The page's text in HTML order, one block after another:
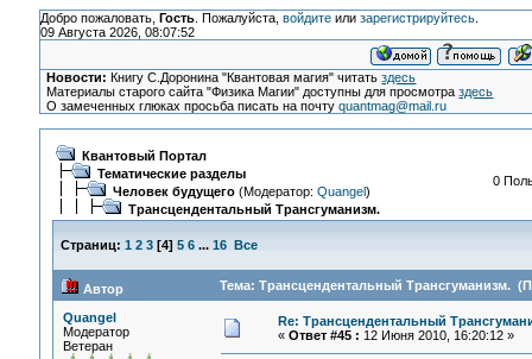
Добро пожаловать, Гость. Пожалуйста, войдитеили зарегистрируйтесь.
09 Августа 2026, 08:07:52
Новости: Книгу С.Доронина "Квантовая магия" читатьздесь
Материалы старого сайта "Физика Магии" доступны для просмотраздесь
О замеченных глюках просьба писать на почтуquantmag@mail.ru
Квантовый Портал
Тематические разделы
Человек будущего(Модератор: Quangel)
Трансцендентальный Трансгуманизм.
0
Страниц: 1 2 3[4] 5 6 ... 16 Все
Автор Тема: Трансцендентальный Трансгуманизм.
Quangel
Модератор
Ветеран
Re: Трансцендентальный
« Ответ #45 : 12 Июня 2010, 16:20:12 »